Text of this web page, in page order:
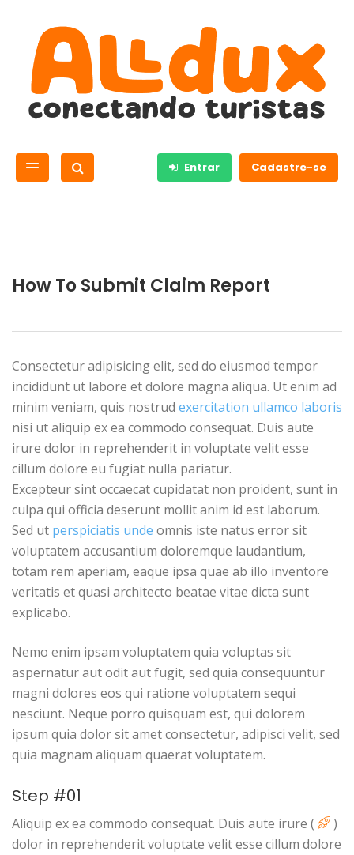
Entrar Cadastre-se
How To Submit Claim Report
Consectetur adipisicing elit, sed do eiusmod tempor
incididunt ut labore et dolore magna aliqua. Ut enim ad
minim veniam, quis nostrud exercitation ullamco laboris
nisi ut aliquip ex ea commodo consequat. Duis aute
irure dolor in reprehenderit in voluptate velit esse
cillum dolore eu fugiat nulla pariatur.
Excepteur sint occaecat cupidatat non proident, sunt in
culpa qui officia deserunt mollit anim id est laborum.
Sed ut perspiciatis unde omnis iste natus error sit
voluptatem accusantium doloremque laudantium,
totam rem aperiam, eaque ipsa quae ab illo inventore
veritatis et quasi architecto beatae vitae dicta sunt
explicabo.
Nemo enim ipsam voluptatem quia voluptas sit
aspernatur aut odit aut fugit, sed quia consequuntur
magni dolores eos qui ratione voluptatem sequi
nesciunt. Neque porro quisquam est, qui dolorem
ipsum quia dolor sit amet consectetur, adipisci velit, sed
quia magnam aliquam quaerat voluptatem.
Step #01
Aliquip ex ea commodo consequat. Duis aute irure (
)
dolor in reprehenderit voluptate velit esse cillum dolore